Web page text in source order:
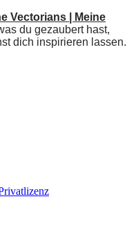
Vectorians | Meine
du gezaubert hast,
dich inspirieren lassen.